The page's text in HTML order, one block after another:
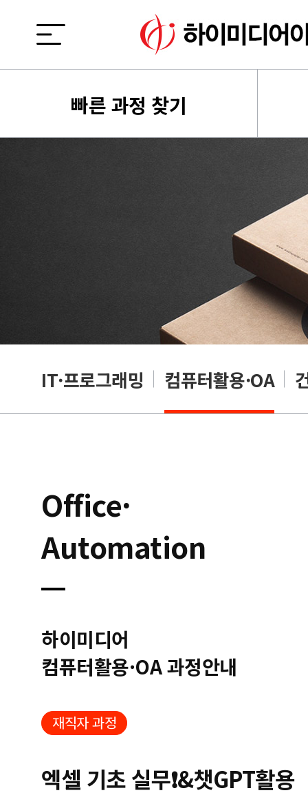
빠른 과정 찾기
IT·프로그래밍 컴퓨터활용·OA
Office·
Automation
하이미디어
컴퓨터활용·OA 과정안내
재직자 과정
엑셀 기초 실무❗&챗GPT활용